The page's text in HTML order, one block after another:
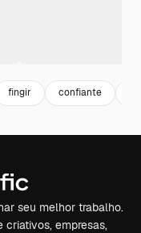
fingir confiante
seu melhor trabalho.
criativos, empresas,